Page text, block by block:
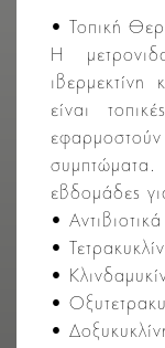
• Τοπική
Η
ιβερμεκτίνη
είναι
εφαρμοστούν
συμπτώματα.
εβδομάδες
•
•
•
•
•